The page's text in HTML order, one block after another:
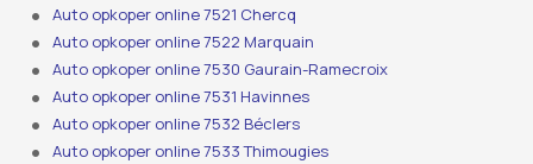
Auto opkoper online 7521 Chercq
Auto opkoper online 7522 Marquain
Auto opkoper online 7530 Gaurain-Ramecroix
Auto opkoper online 7531 Havinnes
Auto opkoper online 7532 Béclers
Auto opkoper online 7533 Thimougies